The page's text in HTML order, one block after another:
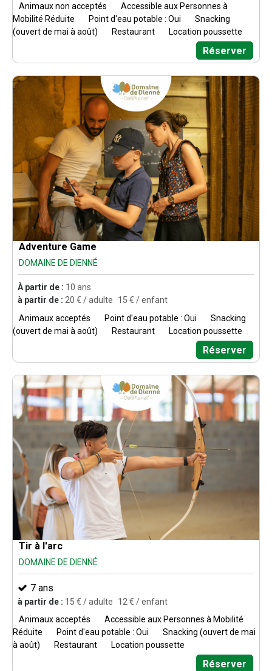
Animaux non acceptés
Accessible aux Personnes à
Mobilité Réduite
Point d'eau potable : Oui
Snacking
(ouvert de mai à août)
Restaurant Location poussette
Réserver
Adventure Game
DOMAINE DE DIENNÉ
À partir de : 10 ans
à partir de : 20 € / adulte 15 € / enfant
Animaux acceptés
Point d'eau potable : Oui
Snacking
(ouvert de mai à août)
Restaurant Location poussette
Réserver
Tir à l'arc
DOMAINE DE DIENNÉ
à partir de : 15 € / adulte 12 € / enfant
7 ans
Animaux acceptés
Accessible aux Personnes à Mobilité
Réduite
Point d'eau potable : Oui
Snacking (ouvert de mai
à août)
Restaurant Location poussette
Réserver